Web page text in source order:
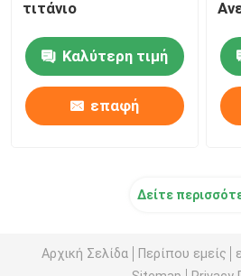
τιτάνιο
Καλύτερη τιμή
επαφή
Δείτε
Αρχική Σελίδα Περίπου εμείς